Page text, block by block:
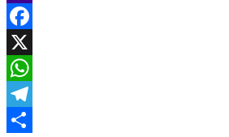
Yahoo
Mail
Facebook
X
WhatsApp
Telegram